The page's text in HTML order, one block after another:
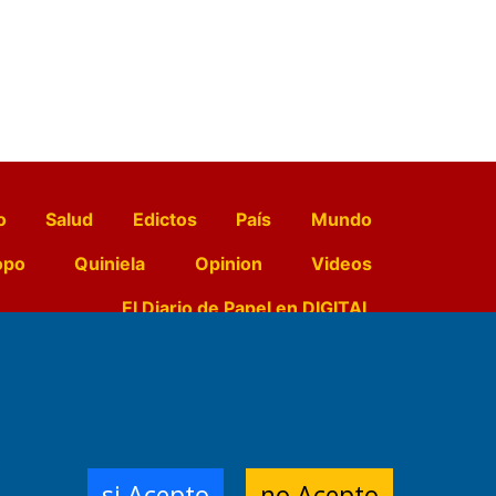
Salud Edictos País
Mundo
Quiniela Opinion
Videos
El Diario de Papel en DIGITAL